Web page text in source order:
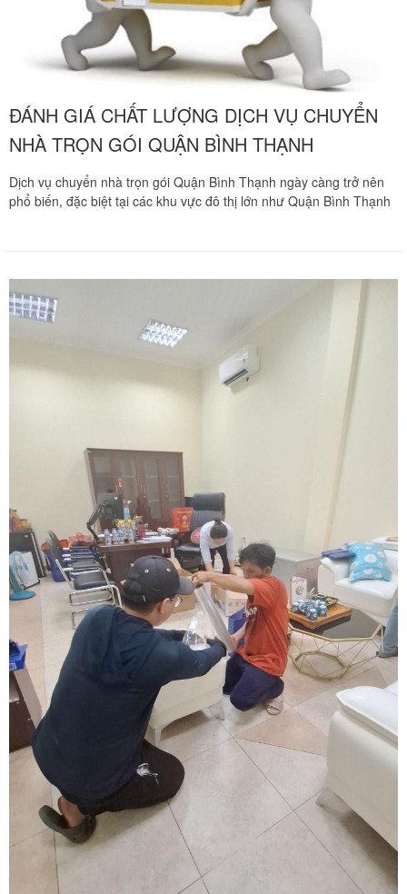
ĐÁNH GIÁ CHẤT LƯỢNG DỊCH VỤ CHUYỂN
NHÀ TRỌN GÓI QUẬN BÌNH THẠNH
Dịch vụ chuyển nhà trọn gói Quận Bình Thạnh ngày càng trở nên
phổ biến, đặc biệt tại các khu vực đô thị lớn như Quận Bình Thạnh